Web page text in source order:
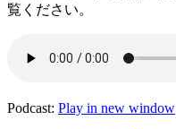
覧ください。
Podcast: Play in new window